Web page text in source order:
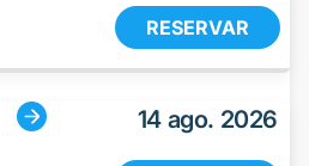
RESERVAR
14 ago. 2026